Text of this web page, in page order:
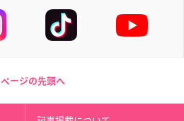
ページの先頭へ